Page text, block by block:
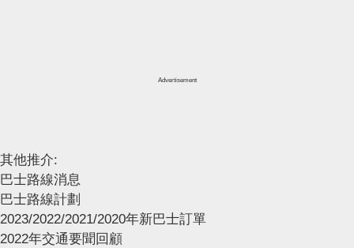
Advertisement
其他推介:
巴士路線消息
巴士路線計劃
2023/2022/2021/2020年新巴士訂單
2022年交通要聞回顧